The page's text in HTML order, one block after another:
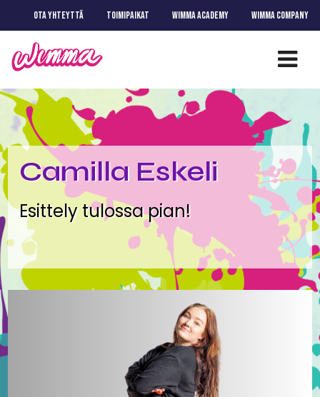
OTA YHTEYTTÄ TOIMIPAIKAT WIMMA ACADEMY WIMMA COMPANY
Camilla Eskeli
Esittely tulossa pian!